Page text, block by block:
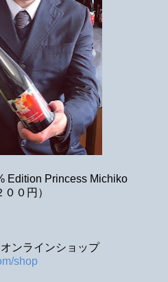
Edition Princess Michiko
０円）
ンラインショップ
shop